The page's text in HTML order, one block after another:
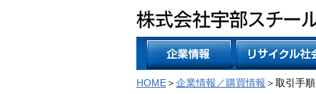
HOME＞企業情報／購買情報 ＞取引手順